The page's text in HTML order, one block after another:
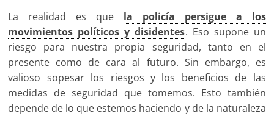
La realidad es que la policía persigue a los
movimientos políticos y disidentes. Eso supone un
riesgo para nuestra propia seguridad, tanto en el
presente como de cara al futuro. Sin embargo, es
valioso sopesar los riesgos y los beneficios de las
medidas de seguridad que tomemos. Esto también
depende de lo que estemos haciendo y de la naturaleza